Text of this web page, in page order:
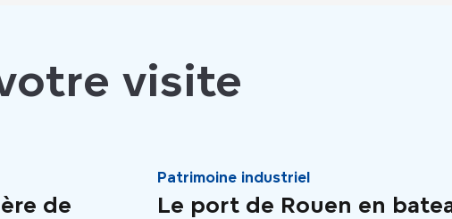
visite
de
Patrimoine industriel
Le port de Rouen en